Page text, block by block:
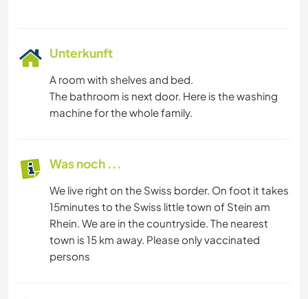
Unterkunft
A room with shelves and bed.
The bathroom is next door. Here is the washing
machine for the whole family.
Was noch ...
We live right on the Swiss border. On foot it takes
15minutes to the Swiss little town of Stein am
Rhein. We are in the countryside. The nearest
town is 15 km away. Please only vaccinated
persons